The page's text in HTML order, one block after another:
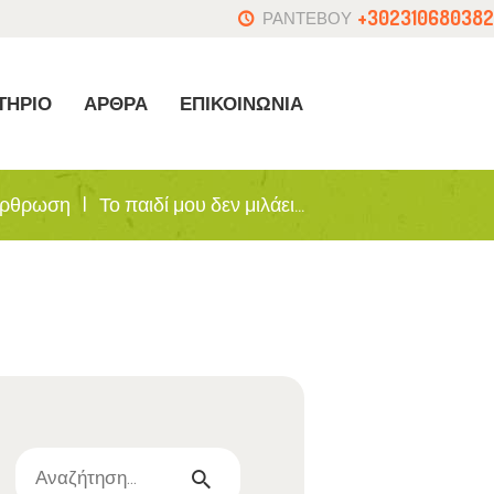
ΡΑΝΤΕΒΟΥ +302310680382
ΑΡΘΡΑ ΕΠΙΚΟΙΝΩΝΙΑ
Το παιδί μου δεν μιλάει...